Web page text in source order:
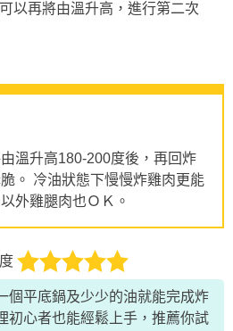
以再將由溫升高，進行第二次
溫升高180-200度後，再回炸
。 冷油狀態下慢慢炸雞肉更能
外雞腿肉也ＯＫ。
個平底鍋及少少的油就能完成炸
初心者也能經鬆上手，推薦你試